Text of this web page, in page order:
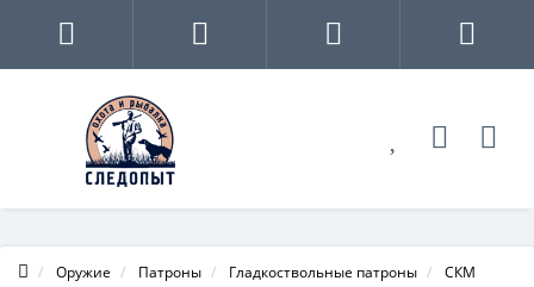
Оружие Патроны Гладкоствольные патроны СКМ